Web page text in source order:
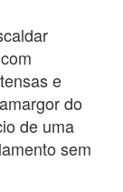
e
do
de uma
sem